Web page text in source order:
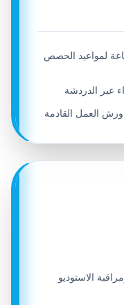
لمواعيد الحصص
عبر الدردشة
ورش العمل القادمة
الاستوديو